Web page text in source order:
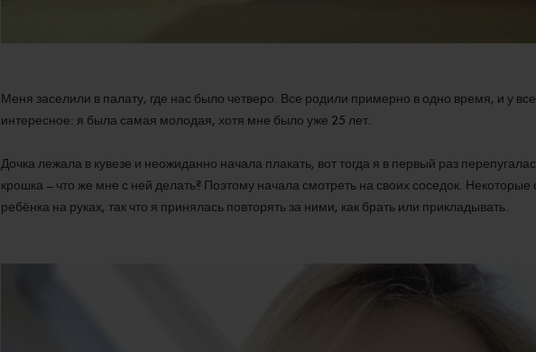
Меня заселили в палату, где нас было четверо. Все родили примерно в одно время, и у
интересное: я была самая молодая, хотя мне было уже 25 лет.
Дочка лежала в кувезе и неожиданно начала плакать, вот тогда я в первый раз
крошка – что же мне с ней делать? Поэтому начала смотреть на своих соседок. Некоторые
ребёнка на руках, так что я принялась повторять за ними, как брать или прикладывать.